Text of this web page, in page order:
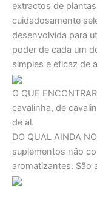
extractos de
cuidadosamente
desenvolvida para
poder de cada um
simples e eficaz de
O QUE
cavalinha, de
de al.
DO QUAL AINDA
suplementos não
aromatizantes. São